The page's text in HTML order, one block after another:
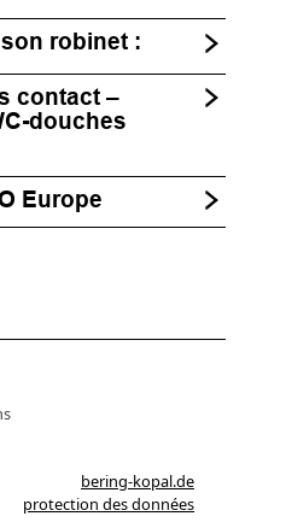
robinet :
contact –
douches
Europe
bering-kopal.de
protection des données